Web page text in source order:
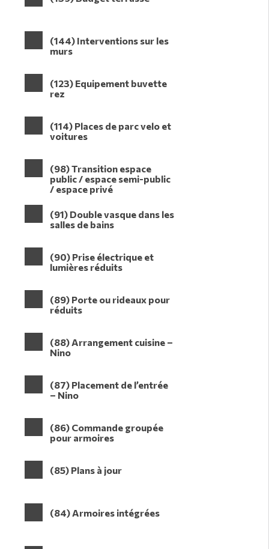
(144) Interventions sur les
murs
(123) Equipement buvette
rez
(114) Places de parc velo et
voitures
(98) Transition espace
public / espace semi-public
/ espace privé
(91) Double vasque dans les
salles de bains
(90) Prise électrique et
lumières réduits
(89) Porte ou rideaux pour
réduits
(88) Arrangement cuisine –
Nino
(87) Placement de l’entrée
– Nino
(86) Commande groupée
pour armoires
(85) Plans à jour
(84) Armoires intégrées